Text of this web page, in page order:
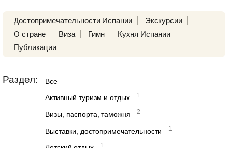
Достопримечательности Испании
Экскурсии
О стране
Виза Гимн
Кухня Испании
Публикации
Раздел: Все
Активный туризм и отдых 1
Визы, паспорта, таможня 2
Выставки, достопримечательности 1
1